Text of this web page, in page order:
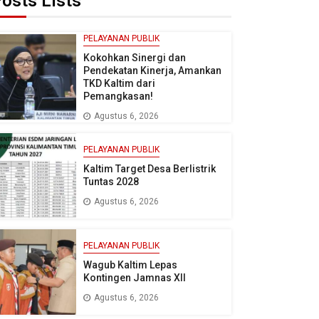
PELAYANAN PUBLIK
Kokohkan Sinergi dan
Pendekatan Kinerja, Amankan
TKD Kaltim dari
Pemangkasan!
Agustus 6, 2026
PELAYANAN PUBLIK
Kaltim Target Desa Berlistrik
Tuntas 2028
Agustus 6, 2026
PELAYANAN PUBLIK
Wagub Kaltim Lepas
Kontingen Jamnas XII
Agustus 6, 2026